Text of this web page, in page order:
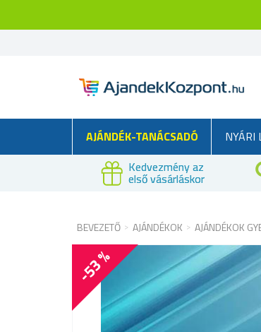
AJÁNDÉK-TANÁCSADÓ NYÁRI
Kedvezmény az
első vásárláskor
BEVEZETŐ AJÁNDÉKOK AJÁNDÉKOK
-53 %